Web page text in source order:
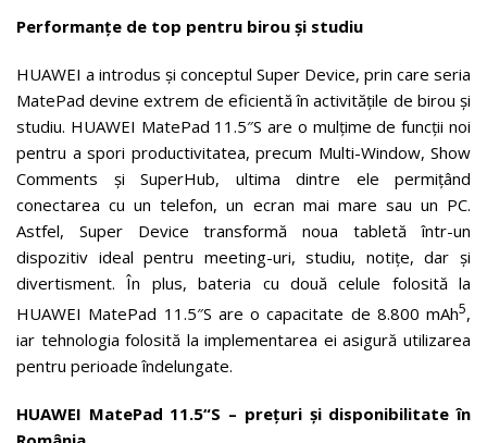
Performanțe de top pentru birou și studiu
HUAWEI a introdus și conceptul Super Device, prin care seria
MatePad devine extrem de eficientă în activitățile de birou și
studiu. HUAWEI MatePad 11.5″S are o mulțime de funcții noi
pentru a spori productivitatea, precum Multi-Window, Show
Comments și SuperHub, ultima dintre ele permițând
conectarea cu un telefon, un ecran mai mare sau un PC.
Astfel, Super Device transformă noua tabletă într-un
dispozitiv ideal pentru meeting-uri, studiu, notițe, dar și
divertisment. În plus, bateria cu două celule folosită la
HUAWEI MatePad 11.5″S are o capacitate de 8.800 mAh5,
iar tehnologia folosită la implementarea ei asigură utilizarea
pentru perioade îndelungate.
HUAWEI MatePad 11.5“S – prețuri și disponibilitate în